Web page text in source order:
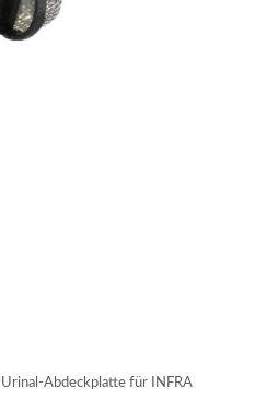
Abdeckplatte für INFRA